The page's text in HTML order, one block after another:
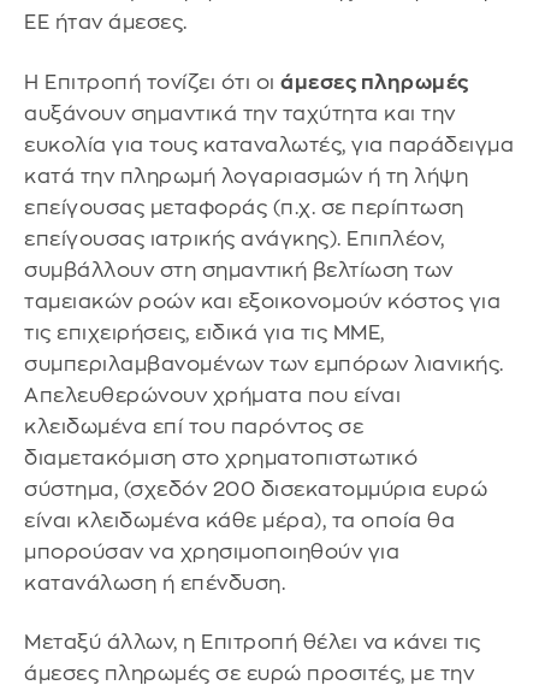
ΕΕ ήταν άμεσες.
H Επιτροπή τονίζει ότι οι άμεσες πληρωμές
αυξάνουν σημαντικά την ταχύτητα και την
ευκολία για τους καταναλωτές, για παράδειγμα
κατά την πληρωμή λογαριασμών ή τη λήψη
επείγουσας μεταφοράς (π.χ. σε περίπτωση
επείγουσας ιατρικής ανάγκης). Επιπλέον,
συμβάλλουν στη σημαντική βελτίωση των
ταμειακών ροών και εξοικονομούν κόστος για
τις επιχειρήσεις, ειδικά για τις ΜΜΕ,
συμπεριλαμβανομένων των εμπόρων λιανικής.
Απελευθερώνουν χρήματα που είναι
κλειδωμένα επί του παρόντος σε
διαμετακόμιση στο χρηματοπιστωτικό
σύστημα, (σχεδόν 200 δισεκατομμύρια ευρώ
είναι κλειδωμένα κάθε μέρα), τα οποία θα
μπορούσαν να χρησιμοποιηθούν για
κατανάλωση ή επένδυση.
Μεταξύ άλλων, η Επιτροπή θέλει να κάνει τις
άμεσες πληρωμές σε ευρώ προσιτές, με την